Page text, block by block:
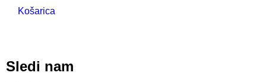
Košarica
Sledi nam